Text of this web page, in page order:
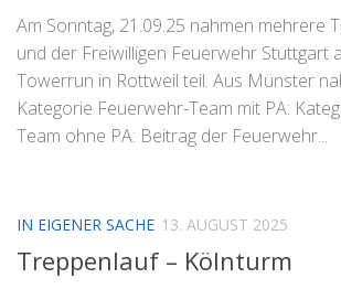
Am Sonntag, 21.09.25 nahmen mehrere
und der Freiwilligen Feuerwehr Stuttgart
Towerrun in Rottweil teil. Aus Münster
Kategorie Feuerwehr-Team mit PA:
Team ohne PA: Beitrag der Feuerwehr...
IN EIGENER SACHE 13. AUGUST 2025
Treppenlauf – Kölnturm